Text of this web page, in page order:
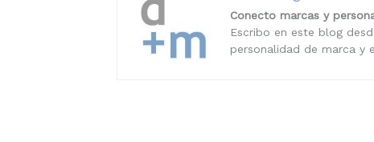
Conecto marcas y
Escribo en este blog
personalidad de marca y